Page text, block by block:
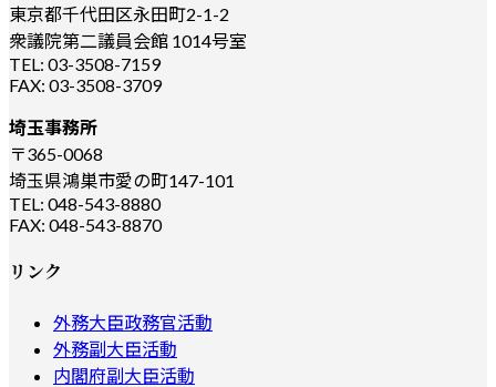
東京都千代田区永田町2-1-2
衆議院第二議員会館 1014号室
TEL: 03-3508-7159
FAX: 03-3508-3709
埼玉事務所
〒365-0068
埼玉県鴻巣市愛の町147-101
TEL: 048-543-8880
FAX: 048-543-8870
リンク
外務大臣政務官活動
外務副大臣活動
内閣府副大臣活動